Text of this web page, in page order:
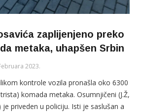
zaplijenjeno preko
metaka, uhapšen Srbin
2023.
kontrole vozila pronašla oko 6300
komada metaka. Osumnjičeni (J.Ž,
je priveden u policiju. Isti je saslušan a